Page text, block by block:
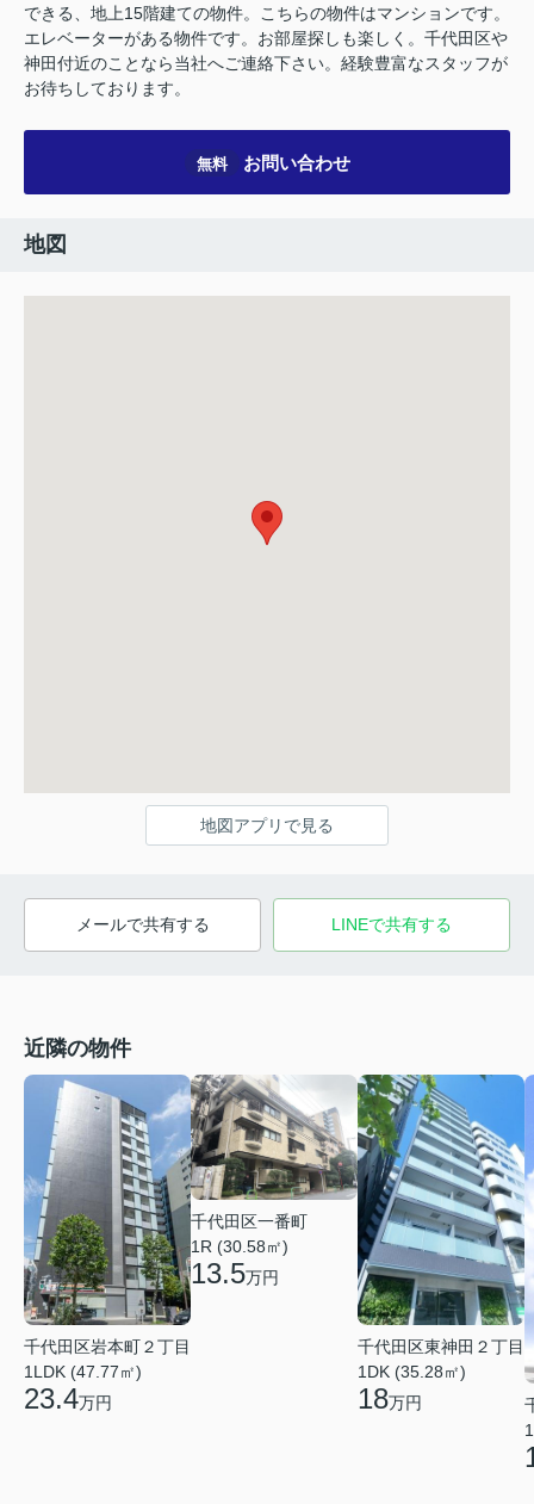
できる、地上15階建ての物件。こちらの物件はマンションです。
エレベーターがある物件です。お部屋探しも楽しく。千代田区や
神田付近のことなら当社へご連絡下さい。経験豊富なスタッフが
お待ちしております。
無料 お問い合わせ
地図
地図アプリで見る
メールで共有する LINEで共有する
近隣の物件
千代田区岩本町２丁目
1LDK (47.77㎡)
23.4万円
千代田区一番町
1R (30.58㎡)
13.5万円
千代田区東神田２丁目
1DK (35.28㎡)
18万円